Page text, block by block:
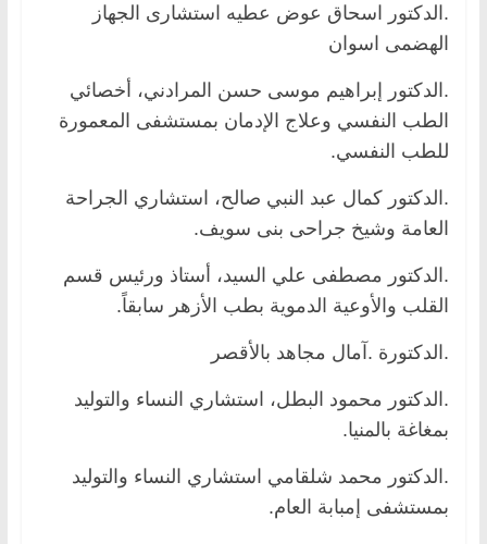
.الدكتور اسحاق عوض عطيه استشارى الجهاز
الهضمى اسوان
.الدكتور إبراهيم موسى حسن المرادني، أخصائي
الطب النفسي وعلاج الإدمان بمستشفى المعمورة
للطب النفسي.
.الدكتور كمال عبد النبي صالح، استشاري الجراحة
العامة وشيخ جراحى بنى سويف.
.الدكتور مصطفى علي السيد، أستاذ ورئيس قسم
القلب والأوعية الدموية بطب الأزهر سابقاً.
.الدكتورة .آمال مجاهد بالأقصر
.الدكتور محمود البطل، استشاري النساء والتوليد
بمغاغة بالمنيا.
.الدكتور محمد شلقامي استشاري النساء والتوليد
بمستشفى إمبابة العام.